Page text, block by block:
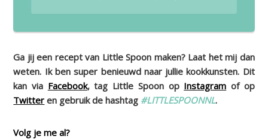
Ga jij een recept van Little Spoon maken? Laat het mij dan
weten. Ik ben super benieuwd naar jullie kookkunsten. Dit
kan via Facebook, tag Little Spoon op Instagram of op
Twitter en gebruik de hashtag #LITTLESPOONNL.
Volg je me al?